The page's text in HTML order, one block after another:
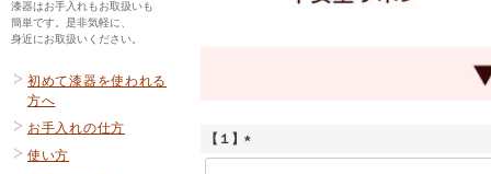
漆器はお手入れもお取扱いも
簡単です。是非気軽に、
身近にお取扱いください。
初めて漆器を使われる
方へ
お手入れの仕方
使い方
【１】
(